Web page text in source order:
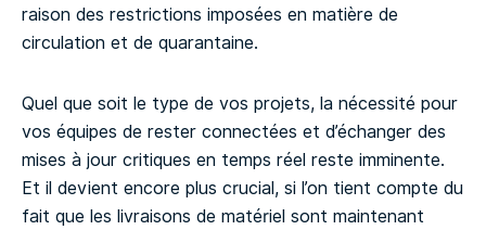
raison des restrictions imposées en matière de
circulation et de quarantaine.
Quel que soit le type de vos projets, la nécessité pour
vos équipes de rester connectées et d’échanger des
mises à jour critiques en temps réel reste imminente.
Et il devient encore plus crucial, si l’on tient compte du
fait que les livraisons de matériel sont maintenant